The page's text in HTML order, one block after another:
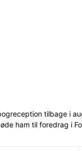
tilbage i
ham til foredrag i